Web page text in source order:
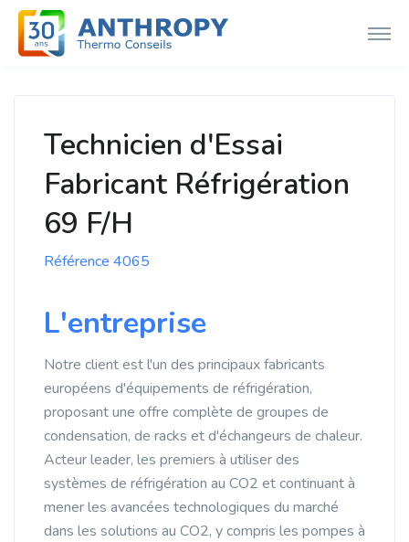
Technicien d'Essai
Fabricant Réfrigération
69 F/H
Référence 4065
L'entreprise
Notre client est l'un des principaux fabricants
européens d'équipements de réfrigération,
proposant une offre complète de groupes de
condensation, de racks et d'échangeurs de chaleur.
Acteur leader, les premiers à utiliser des
systèmes de réfrigération au CO2 et continuant à
mener les avancées technologiques du marché
dans les solutions au CO2, y compris les pompes à